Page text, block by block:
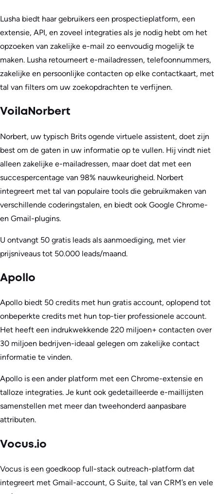
Lusha biedt haar gebruikers een prospectieplatform, een
extensie, API, en zoveel integraties als je nodig hebt om het
opzoeken van zakelijke e-mail zo eenvoudig mogelijk te
maken. Lusha retourneert e-mailadressen, telefoonnummers,
zakelijke en persoonlijke contacten op elke contactkaart, met
tal van filters om uw zoekopdrachten te verfijnen.
VoilaNorbert
Norbert, uw typisch Brits ogende virtuele assistent, doet zijn
best om de gaten in uw informatie op te vullen. Hij vindt niet
alleen zakelijke e-mailadressen, maar doet dat met een
succespercentage van 98% nauwkeurigheid. Norbert
integreert met tal van populaire tools die gebruikmaken van
verschillende coderingstalen, en biedt ook Google Chrome-
en Gmail-plugins.
U ontvangt 50 gratis leads als aanmoediging, met vier
prijsniveaus tot 50.000 leads/maand.
Apollo
Apollo biedt 50 credits met hun gratis account, oplopend tot
onbeperkte credits met hun top-tier professionele account.
Het heeft een indrukwekkende 220 miljoen+ contacten over
30 miljoen bedrijven-ideaal gelegen om zakelijke contact
informatie te vinden.
Apollo is een ander platform met een Chrome-extensie en
talloze integraties. Je kunt ook gedetailleerde e-maillijsten
samenstellen met meer dan tweehonderd aanpasbare
attributen.
Vocus.io
Vocus is een goedkoop full-stack outreach-platform dat
integreert met Gmail-account, G Suite, tal van CRM’s en vele